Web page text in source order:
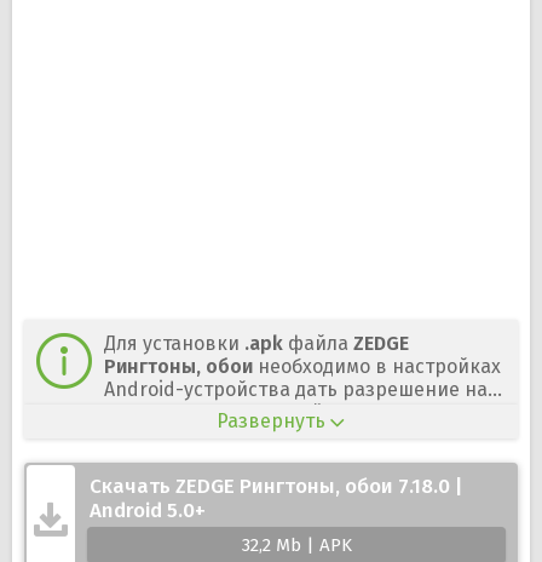
Для установки .apk файла ZEDGE
Рингтоны, обои необходимо в настройках
Android-устройства дать разрешение на
установку приложений из неизвестных
источников.
Развернуть
Скачать ZEDGE Рингтоны, обои 7.18.0 |
Android 5.0+
32,2 Mb | APK